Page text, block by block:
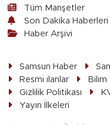
Tüm Manşetler
Son Dakika Haberleri
Haber Arşivi
Samsun Haber
Resmi ilanlar
Bilim
Gizlilik Politikası
Yayın İlkeleri